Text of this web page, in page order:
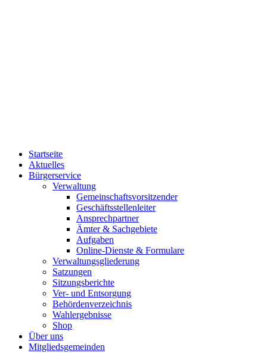
Startseite
Aktuelles
Bürgerservice
Verwaltung
Gemeinschaftsvorsitzender
Geschäftsstellenleiter
Ansprechpartner
Ämter & Sachgebiete
Aufgaben
Online-Dienste & Formulare
Verwaltungsgliederung
Satzungen
Sitzungsberichte
Ver- und Entsorgung
Behördenverzeichnis
Wahlergebnisse
Shop
Über uns
Mitgliedsgemeinden